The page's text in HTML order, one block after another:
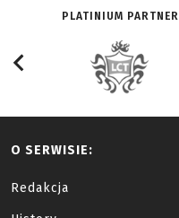
PLATINIUM PARTNER
O SERWISIE:
Redakcja